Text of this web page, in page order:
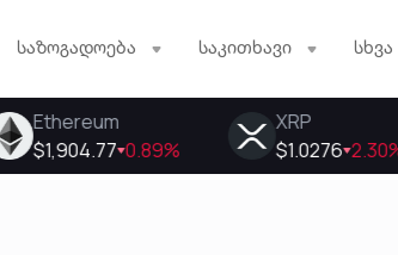
საზოგადოება საკითხავი სხვა